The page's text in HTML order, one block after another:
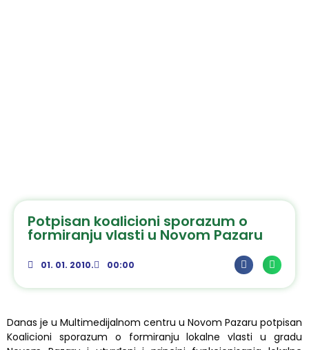
Potpisan koalicioni sporazum o
formiranju vlasti u Novom Pazaru
01. 01. 2010. 00:00
Danas je u Multimedijalnom centru u Novom Pazaru potpisan
Koalicioni sporazum o formiranju lokalne vlasti u gradu